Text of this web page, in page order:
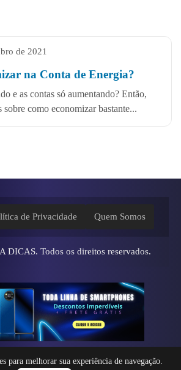
de 2021
na Conta de Energia?
e as contas só aumentando? Então,
sobre como economizar bastante...
de Privacidade Quem Somos
DICAS. Todos os direitos reservados.
para melhorar sua experiência de navegação.